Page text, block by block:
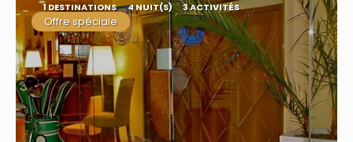
1 DESTINATIONS 4 NUIT(S) 3 ACTIVITÉS
Offre spéciale